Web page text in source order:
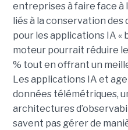
entreprises à faire face à
liés à la conservation
pour les applications IA «
moteur pourrait réduire
% tout en offrant un
Les applications IA et
données télémétriques,
architectures
savent pas gérer de